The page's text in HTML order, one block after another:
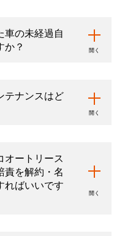
場合は、旧契約者さまは承
てご契約上に残っていただく
車の未経過自
か？
テナンスはど
オートリース
責を解約・名
ればいいです